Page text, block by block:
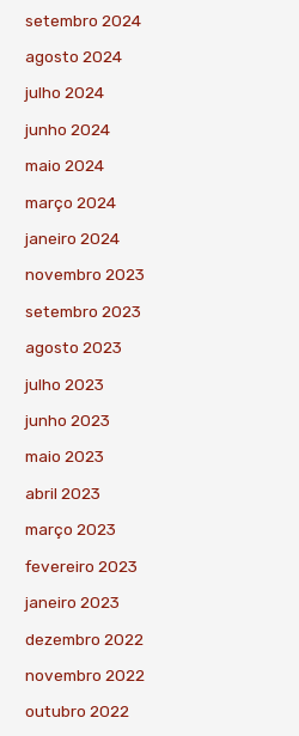
setembro 2024
agosto 2024
julho 2024
junho 2024
maio 2024
março 2024
janeiro 2024
novembro 2023
setembro 2023
agosto 2023
julho 2023
junho 2023
maio 2023
abril 2023
março 2023
fevereiro 2023
janeiro 2023
dezembro 2022
novembro 2022
outubro 2022